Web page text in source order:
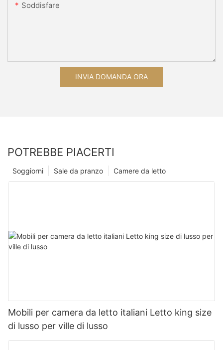
Soddisfare
INVIA DOMANDA ORA
POTREBBE PIACERTI
Camere da letto
Sale da pranzo
Soggiorni
Mobili per camera da letto italiani Letto king size
di lusso per ville di lusso